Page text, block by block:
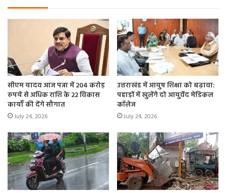
सीएम यादव आज पन्ना में 204 करोड़
रुपये से अधिक राशि के 22 विकास
कार्यों की देंगे सौगात
July 24, 2026
उत्तराखंड में आयुष शिक्षा को बढ़ावा:
पहाड़ों में खुलेंगे दो आयुर्वेद मेडिकल
कॉलेज
July 24, 2026